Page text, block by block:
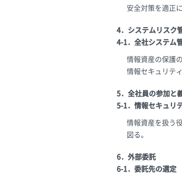
安全対策を適正
4．システムリスク
4-1．全社システム
情報資産の保護
情報セキュリテ
5．全社員の参加と
5-1．情報セキュリ
情報資産を扱う
図る。
6．外部委託
6-1．委託先の選定